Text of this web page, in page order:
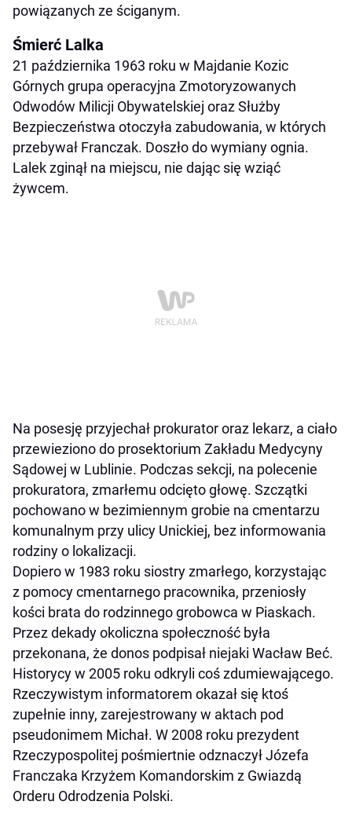
powiązanych ze ściganym.
Śmierć Lalka
21 października 1963 roku w Majdanie Kozic
Górnych grupa operacyjna Zmotoryzowanych
Odwodów Milicji Obywatelskiej oraz Służby
Bezpieczeństwa otoczyła zabudowania, w których
przebywał Franczak. Doszło do wymiany ognia.
Lalek zginął na miejscu, nie dając się wziąć
żywcem.
Na posesję przyjechał prokurator oraz lekarz, a ciało
przewieziono do prosektorium Zakładu Medycyny
Sądowej w Lublinie. Podczas sekcji, na polecenie
prokuratora, zmarłemu odcięto głowę. Szczątki
pochowano w bezimiennym grobie na cmentarzu
komunalnym przy ulicy Unickiej, bez informowania
rodziny o lokalizacji.
Dopiero w 1983 roku siostry zmarłego, korzystając
z pomocy cmentarnego pracownika, przeniosły
kości brata do rodzinnego grobowca w Piaskach.
Przez dekady okoliczna społeczność była
przekonana, że donos podpisał niejaki Wacław Beć.
Historycy w 2005 roku odkryli coś zdumiewającego.
Rzeczywistym informatorem okazał się ktoś
zupełnie inny, zarejestrowany w aktach pod
pseudonimem Michał. W 2008 roku prezydent
Rzeczypospolitej pośmiertnie odznaczył Józefa
Franczaka Krzyżem Komandorskim z Gwiazdą
Orderu Odrodzenia Polski.